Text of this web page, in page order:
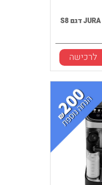
לרכישה